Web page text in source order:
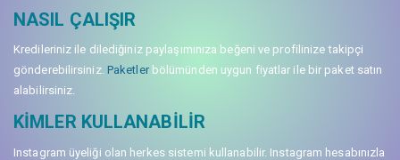
NASIL ÇALIŞIR
Kredileriniz ile dilediğiniz paylaşımınıza beğeni ve profilinize takipçi
gönderebilirsiniz. Paketlerbölümünden uygun fiyatlar ile bir paket satın
alabilirsiniz.
KIMLER KULLANABILIR
Instagram üyeliği olan herkes sistemi kullanabilir. Instagram hesabınızla